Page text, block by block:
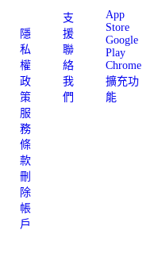
隱
私
權
政
策
服
務
條
款
刪
除
帳
戶
支
援
聯
絡
我
們
App
Store
Google
Play
Chrome
擴充功
能